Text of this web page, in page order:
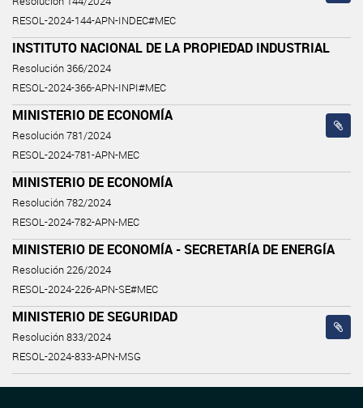
RESOL-2024-144-APN-INDEC#MEC
INSTITUTO NACIONAL DE LA PROPIEDAD INDUSTRIAL
Resolución 366/2024
RESOL-2024-366-APN-INPI#MEC
MINISTERIO DE ECONOMÍA
Resolución 781/2024
RESOL-2024-781-APN-MEC
MINISTERIO DE ECONOMÍA
Resolución 782/2024
RESOL-2024-782-APN-MEC
MINISTERIO DE ECONOMÍA - SECRETARÍA DE ENERGÍA
Resolución 226/2024
RESOL-2024-226-APN-SE#MEC
MINISTERIO DE SEGURIDAD
Resolución 833/2024
RESOL-2024-833-APN-MSG